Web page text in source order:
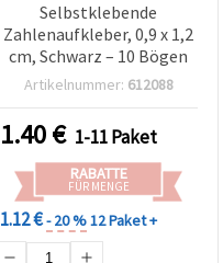
Selbstklebende
Zahlenaufkleber, 0,9 x 1,2
cm, Schwarz – 10 Bögen
Artikelnummer: 612088
1.40€ 1-11 Paket
RABATTE
FÜR MENGE
1.12 €- 20 %12 Paket +